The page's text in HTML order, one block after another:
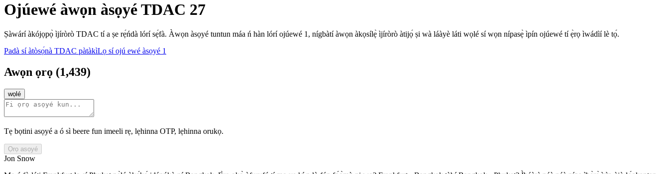
Ojúewé àwọn àsọyé TDAC 27
Ṣàwárí àkójọpọ̀ ìjíròrò TDAC tí a ṣe rẹ́ńdà lórí sẹ́fà. Àwọn àsọyé tuntun máa ń hàn lórí ojúewé 1, nígbàtí àwọn àkọsílẹ̀ ìjíròrò àtijọ́ ṣi wà láàyè láti wọlé sí wọn nípasẹ̀ ìpín ojúewé tí ẹ̀rọ ìwádìí lè tọ́.
Padà sí àtòsọ́nà TDAC pàtàkìLọ sí ojú ewé àsọyé 1
Awọn ọrọ (1,439)
wọlé
Tẹ bọtini asọyé a ó sì beere fun imeeli rẹ, lẹhinna OTP, lẹhinna orukọ.
Ọrọ asọyé
Jon Snow